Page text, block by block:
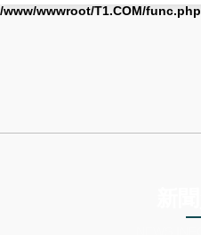
/www/wwwroot/T1.COM/func.php